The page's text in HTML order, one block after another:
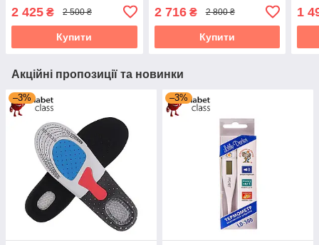
2 425 ₴ 2 500 ₴
Купити
2 716₴ 2 800 ₴
Купити
M
1
Акційні пропозиції та новинки
–3% –3%